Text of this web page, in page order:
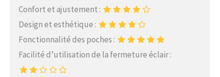
Confort et ajustement :
Design et esthétique :
Fonctionnalité des poches :
Facilité d’utilisation de la fermeture éclair :